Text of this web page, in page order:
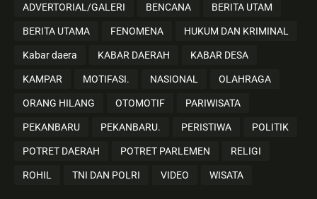
ADVERTORIAL/GALERI BENCANA BERITA UTAM
BERITA UTAMA FENOMENA HUKUM DAN KRIMINAL
Kabar daera KABAR DAERAH KABAR DESA
KAMPAR MOTIFASI. NASIONAL OLAHRAGA
ORANG HILANG OTOMOTIF PARIWISATA
PEKANBARU PEKANBARU. PERISTIWA POLITIK
POTRET DAERAH POTRET PARLEMEN RELIGI
ROHIL TNI DAN POLRI VIDEO WISATA